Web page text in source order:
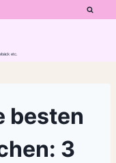
etc.
besten
3